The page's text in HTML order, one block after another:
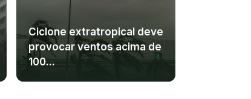
Ciclone extratropical deve
provocar ventos acima de
100...